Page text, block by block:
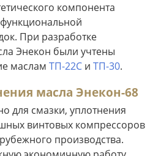
компонента
При разработке
Энекон были учтены
маслам ТП-22С и ТП-30.
масла Энекон-68
для смазки, уплотнения
винтовых компрессоров
производства.